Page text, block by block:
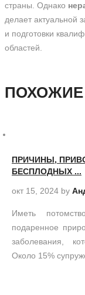
страны. Однако
делает актуальной
и подготовки
областей.
ПОХОЖИЕ
ПРИЧИНЫ,
БЕСПЛОДНЫХ ...
окт 15, 2024 by
Иметь
подаренное
заболевания,
Около 15%